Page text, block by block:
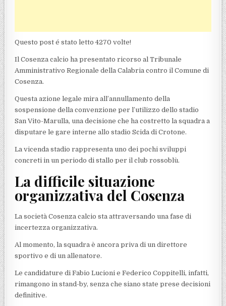
Questo post é stato letto 4270 volte!
Il Cosenza calcio ha presentato ricorso al Tribunale
Amministrativo Regionale della Calabria contro il Comune di
Cosenza.
Questa azione legale mira all’annullamento della
sospensione della convenzione per l’utilizzo dello stadio
San Vito-Marulla, una decisione che ha costretto la squadra a
disputare le gare interne allo stadio Scida di Crotone.
La vicenda stadio rappresenta uno dei pochi sviluppi
concreti in un periodo di stallo per il club rossoblù.
La difficile situazione
organizzativa del Cosenza
La società Cosenza calcio sta attraversando una fase di
incertezza organizzativa.
Al momento, la squadra è ancora priva di un direttore
sportivo e di un allenatore.
Le candidature di Fabio Lucioni e Federico Coppitelli, infatti,
rimangono in stand-by, senza che siano state prese decisioni
definitive.